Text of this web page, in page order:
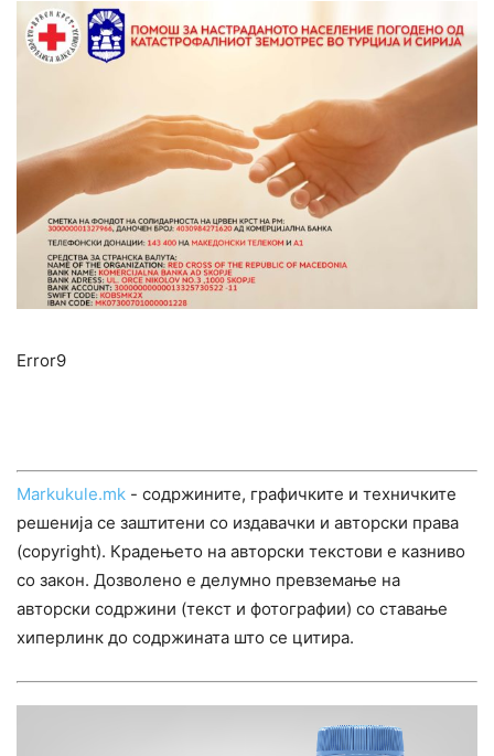
Error9
Markukule.mk - содржините, графичките и техничките
решенија се заштитени со издавачки и авторски права
(copyright). Крадењето на авторски текстови е казниво
со закон. Дозволено е делумно превземање на
авторски содржини (текст и фотографии) со ставање
хиперлинк до содржината што се цитира.